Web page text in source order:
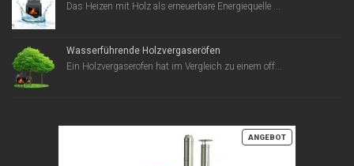
Das Heizen mit Holz als erneuerbare Energiequelle ...
Wasserführende Holzvergaseröfen
Ein Holzvergaserofen hat im Vergleich zu einem off...
ANGEBOTPRODUKT
IM